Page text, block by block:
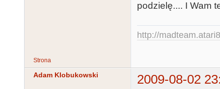
podzielę.... I Wam
http://
Strona
Adam Klobukowski
2009-08-02